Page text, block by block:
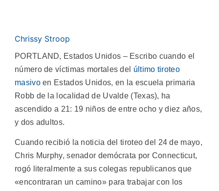
Chrissy Stroop
PORTLAND, Estados Unidos – Escribo cuando el
número de víctimas mortales del último tiroteo
masivoen Estados Unidos, en la escuela primaria
Robb de la localidad de Uvalde (Texas), ha
ascendido a 21: 19 niños de entre ocho y diez años,
y dos adultos.
Cuando recibió la noticia del tiroteo del 24 de mayo,
Chris Murphy, senador demócrata por Connecticut,
rogó literalmente a sus colegas republicanos que
«encontraran un camino» para trabajar con los